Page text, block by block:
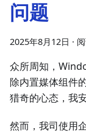
问题
2025年8月12日 ·
众所周知，
除内置媒体组件
猎奇的心态，我
然而，我司使用